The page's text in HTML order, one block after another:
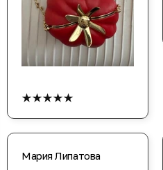
★★★★★
Мария Липатова